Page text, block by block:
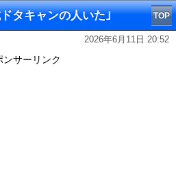
タキャンの人いた｣ TOP
2026年6月11日 20:52
ンサーリンク